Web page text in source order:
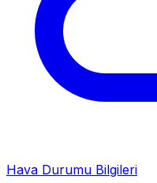
Hava Durumu Bilgileri